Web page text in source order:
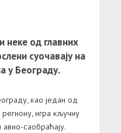
неке од главних
суочавају на
у Београду.
као један од
игра кључну
саобраћају.